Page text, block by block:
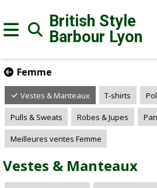
British Style
Barbour Lyon
Femme
Vestes & Manteaux T-shirts
Pulls & Sweats Robes & Jupes
Meilleures ventes Femme
Vestes & Manteaux